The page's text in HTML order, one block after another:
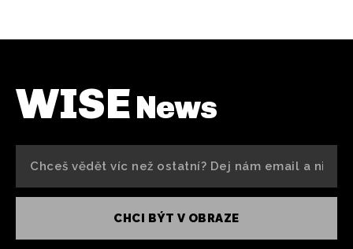
WISENews
CHCI BÝT V OBRAZE